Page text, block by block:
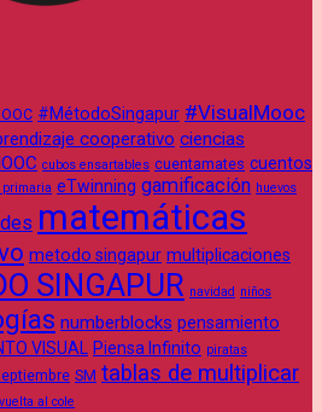
#MétodoSingapur #VisualMooc
cooperativo ciencias
cubos ensartables cuentamates cuentos
primaria eTwinning gamificación huevos
matemáticas
metodo singapur multiplicaciones
SINGAPUR navidad niños
numberblocks pensamiento
VISUAL Piensa Infinito piratas
SM tablas de multiplicar
vuelta al cole